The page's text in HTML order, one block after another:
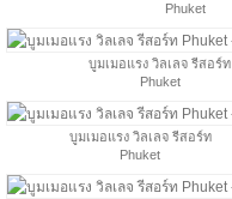
Phuket
บูมเมอแรง วิลเลจ รีสอร์ท
Phuket
บูมเมอแรง วิลเลจ รีสอร์ท
Phuket